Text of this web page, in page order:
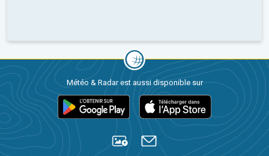
Météo & Radar est aussi disponible sur